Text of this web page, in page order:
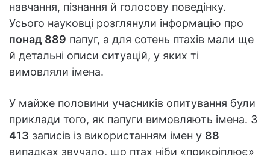
навчання, пізнання й голосову поведінку.
Усього науковці розглянули інформацію про
понад 889 папуг, а для сотень птахів мали ще
й детальні описи ситуацій, у яких ті
вимовляли імена.
У майже половини учасників опитування були
приклади того, як папуги вимовляють імена. З
413 записів із використанням імен у 88
випадках звучало, що птах ніби «прикріплює»